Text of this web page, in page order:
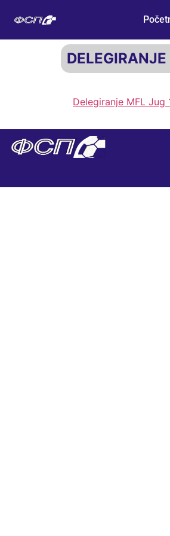
Delegiranje MFL Jug